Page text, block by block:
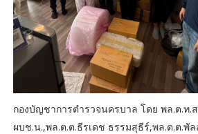
กองบัญชาการตำรวจนครบาล โดย พล.ต.ท.
ผบช.น.,พล.ต.ต.ธีรเดช ธรรมสุธีร์,พล.ต.ต.พั